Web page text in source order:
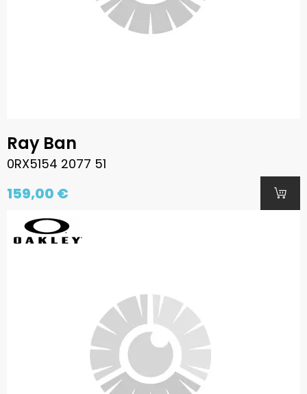
Ray Ban
0RX5154 2077 51
159,00 €